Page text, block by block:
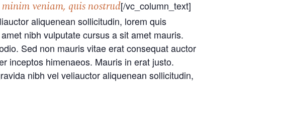
veniam, quis nostrud[/vc_column_text]
aliquenean sollicitudin, lorem quis
nibh vulputate cursus a sit amet mauris.
Sed non mauris vitae erat consequat auctor
inceptos himenaeos. Mauris in erat justo.
nibh vel veliauctor aliquenean sollicitudin,